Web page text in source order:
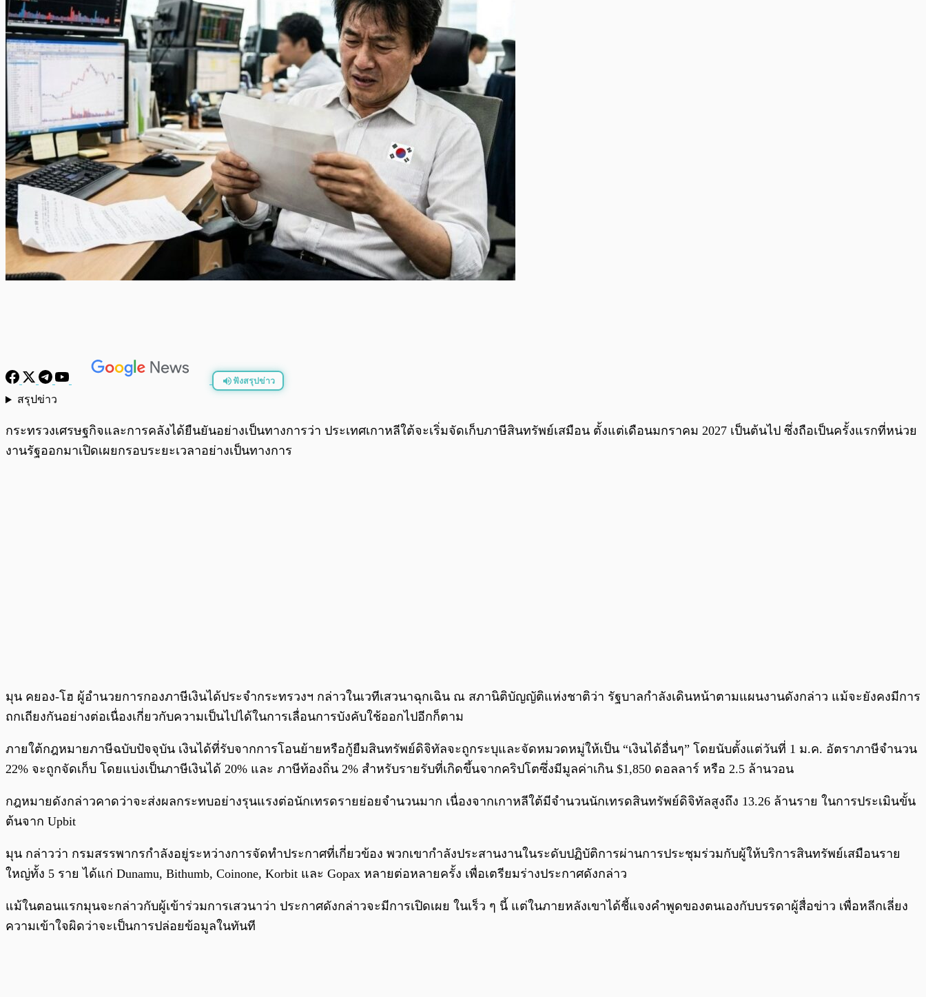
ฟังสรุปข่าว
สรุปข่าว
กระทรวงเศรษฐกิจและการคลังได้ยืนยันอย่างเป็นทางการว่า ประเทศเกาหลีใต้จะเริ่มจัดเก็บภาษีสินทรัพย์เสมือน ตั้งแต่เดือนมกราคม 2027 เป็นต้นไป ซึ่งถือเป็นครั้งแรกที่หน่วย
งานรัฐออกมาเปิดเผยกรอบระยะเวลาอย่างเป็นทางการ
มุน คยอง-โฮ ผู้อำนวยการกองภาษีเงินได้ประจำกระทรวงฯ กล่าวในเวทีเสวนาฉุกเฉิน ณ สภานิติบัญญัติแห่งชาติว่า รัฐบาลกำลังเดินหน้าตามแผนงานดังกล่าว แม้จะยังคงมีการ
ถกเถียงกันอย่างต่อเนื่องเกี่ยวกับความเป็นไปได้ในการเลื่อนการบังคับใช้ออกไปอีกก็ตาม
ภายใต้กฎหมายภาษีฉบับปัจจุบัน เงินได้ที่รับจากการโอนย้ายหรือกู้ยืมสินทรัพย์ดิจิทัลจะถูกระบุและจัดหมวดหมู่ให้เป็น “เงินได้อื่นๆ” โดยนับตั้งแต่วันที่ 1 ม.ค. อัตราภาษีจำนวน
22% จะถูกจัดเก็บ โดยแบ่งเป็นภาษีเงินได้ 20% และ ภาษีท้องถิ่น 2% สำหรับรายรับที่เกิดขึ้นจากคริปโตซึ่งมีมูลค่าเกิน $1,850 ดอลลาร์ หรือ 2.5 ล้านวอน
กฎหมายดังกล่าวคาดว่าจะส่งผลกระทบอย่างรุนแรงต่อนักเทรดรายย่อยจำนวนมาก เนื่องจากเกาหลีใต้มีจำนวนนักเทรดสินทรัพย์ดิจิทัลสูงถึง 13.26 ล้านราย ในการประเมินขั้น
ต้นจาก Upbit
มุน กล่าวว่า กรมสรรพากรกำลังอยู่ระหว่างการจัดทำประกาศที่เกี่ยวข้อง พวกเขากำลังประสานงานในระดับปฏิบัติการผ่านการประชุมร่วมกับผู้ให้บริการสินทรัพย์เสมือนราย
ใหญ่ทั้ง 5 ราย ได้แก่ Dunamu, Bithumb, Coinone, Korbit และ Gopax หลายต่อหลายครั้ง เพื่อเตรียมร่างประกาศดังกล่าว
แม้ในตอนแรกมุนจะกล่าวกับผู้เข้าร่วมการเสวนาว่า ประกาศดังกล่าวจะมีการเปิดเผย ในเร็ว ๆ นี้ แต่ในภายหลังเขาได้ชี้แจงคำพูดของตนเองกับบรรดาผู้สื่อข่าว เพื่อหลีกเลี่ยง
ความเข้าใจผิดว่าจะเป็นการปล่อยข้อมูลในทันที